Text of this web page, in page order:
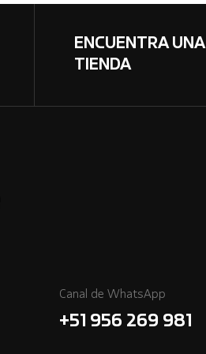
ENCUENTRA UNA
TIENDA
Canal de WhatsApp
+51 956 269 981